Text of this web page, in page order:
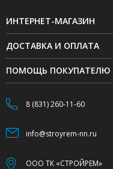
ИНТЕРНЕТ-МАГАЗИН
ДОСТАВКА И ОПЛАТА
ПОМОЩЬ ПОКУПАТЕЛЮ
8 (831) 260-11-60
info@stroyrem-nn.ru
ООО ТК «СТРОЙРЕМ»